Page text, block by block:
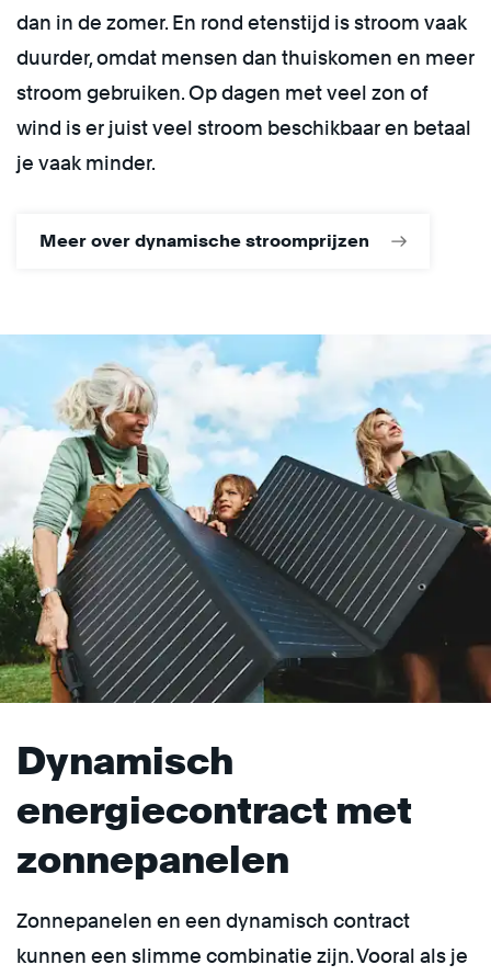
dan in de zomer. En rond etenstijd is stroom vaak
duurder, omdat mensen dan thuiskomen en meer
stroom gebruiken. Op dagen met veel zon of
wind is er juist veel stroom beschikbaar en betaal
je vaak minder.
Meer over dynamische stroomprijzen
Dynamisch
energiecontract met
zonnepanelen
Zonnepanelen en een dynamisch contract
kunnen een slimme combinatie zijn. Vooral als je